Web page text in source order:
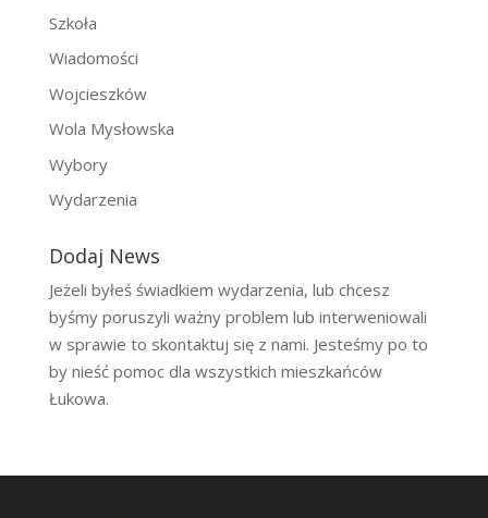
Szkoła
Wiadomości
Wojcieszków
Wola Mysłowska
Wybory
Wydarzenia
Dodaj News
Jeżeli byłeś świadkiem wydarzenia, lub chcesz
byśmy poruszyli ważny problem lub interweniowali
w sprawie to skontaktuj się z nami. Jesteśmy po to
by nieść pomoc dla wszystkich mieszkańców
Łukowa.